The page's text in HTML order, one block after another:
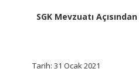
SGK Mevzuatı
Tarih: 31 Ocak 2021